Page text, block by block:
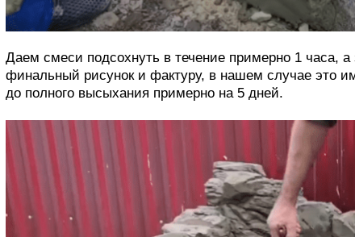
Даем смеси подсохнуть в течение примерно 1 часа,
финальный рисунок и фактуру, в нашем случае это
до полного высыхания примерно на 5 дней.